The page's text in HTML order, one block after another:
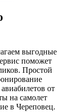
выгодные
поможет
Простой
от
на самолет
в Череповец.